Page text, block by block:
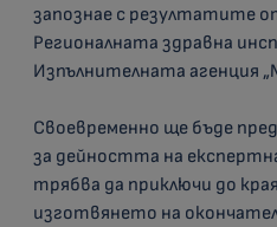
запознае с резултатите
Регионалната здравна
Изпълнителната агенция
Своевременно ще бъде
за дейността на
трябва да приключи до
изготвянето на